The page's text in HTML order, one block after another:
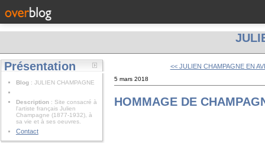
Présentation
Blog : JULIEN CHAMPAGNE
Description : Site consacré à
l'artiste français Julien
Champagne (1877-1932), à
sa vie et à ses oeuvres.
Contact
<< JULIEN CHAMPAGNE EN
5 mars 2018
HOMMAGE DE